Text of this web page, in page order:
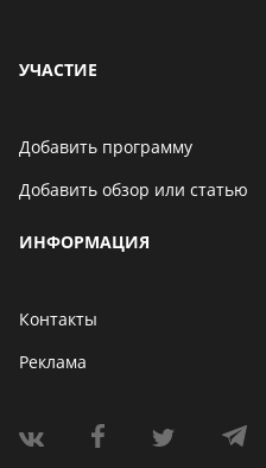
УЧАСТИЕ
Добавить программу
Добавить обзор или статью
ИНФОРМАЦИЯ
Контакты
Реклама